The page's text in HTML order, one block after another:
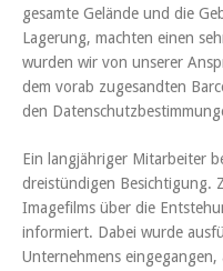
gesamte Gelände und die
Lagerung, machten einen
wurden wir von unserer
dem vorab zugesandten
den
Ein langjähriger Mitarbeiter
dreistündigen Besichtigung.
Imagefilms über die
informiert. Dabei wurde
Unternehmens